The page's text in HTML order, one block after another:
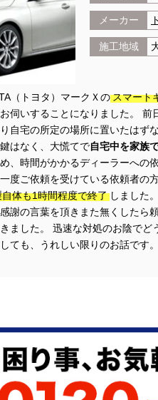
メーカー
施工地域
（トヨタ）マークＸのスマート
伺いすることになりました。
自宅の所定の場所に置いたはず
はなく、大慌てで自宅中を家族
、時間がかかるディーラーへの
度ご依頼を受けている依頼者の
体も1時間程度で終了 しました
謝の言葉を頂きまた無くしたら
ました。 迅速な対処のお陰で
ても、うれしい限りのお話です